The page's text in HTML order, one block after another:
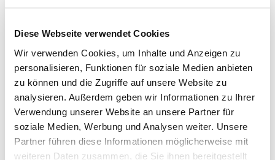
Diese Webseite verwendet Cookies
Wir verwenden Cookies, um Inhalte und Anzeigen zu
personalisieren, Funktionen für soziale Medien anbieten
zu können und die Zugriffe auf unsere Website zu
analysieren. Außerdem geben wir Informationen zu Ihrer
Verwendung unserer Website an unsere Partner für
soziale Medien, Werbung und Analysen weiter. Unsere
Partner führen diese Informationen möglicherweise mit
weiteren Daten zusammen, die Sie ihnen bereitgestellt
18,50 €
inkl. 19 % MwSt., zzgl. Versandkosten
Zustellung bis Fr., 14. Aug.
In den Warenkorb